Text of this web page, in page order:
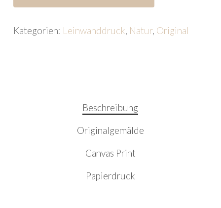
Kategorien: Leinwanddruck, Natur, Original
Beschreibung
Originalgemälde
Canvas Print
Papierdruck